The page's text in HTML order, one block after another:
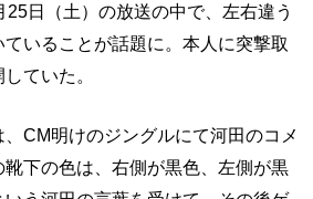
日（土）の放送の中で、左右違う
いることが話題に。本人に突撃取
ていた。
CM明けのジングルにて河田のコメ
下の色は、右側が黒色、左側が黒